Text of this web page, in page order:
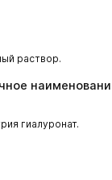
раствор.
гиалуронат.